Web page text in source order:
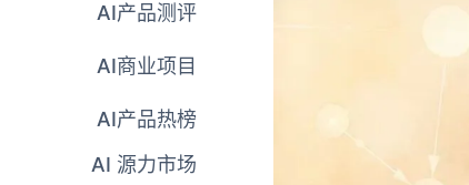
AI产品测评
AI商业项目
AI产品热榜
AI 源力市场